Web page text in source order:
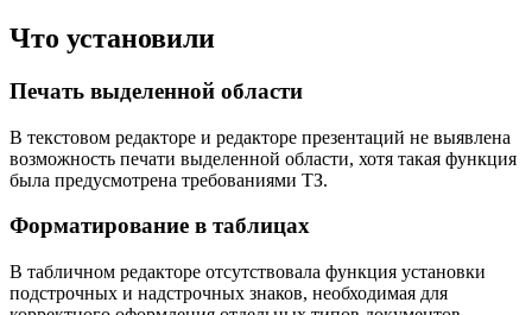
Что установили
Печать выделенной области
В текстовом редакторе и редакторе презентаций не выявлена
возможность печати выделенной области, хотя такая функция
была предусмотрена требованиями ТЗ.
Форматирование в таблицах
В табличном редакторе отсутствовала функция установки
подстрочных и надстрочных знаков, необходимая для